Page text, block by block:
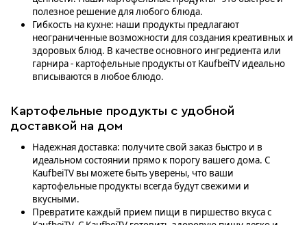
полезное решение для любого блюда.
Гибкость на кухне: наши продукты предлагают
неограниченные возможности для создания креативных и
здоровых блюд. В качестве основного ингредиента или
гарнира - картофельные продукты от KaufbeiTV идеально
вписываются в любое блюдо.
Картофельные продукты с удобной
доставкой на дом
Надежная доставка: получите свой заказ быстро и в
идеальном состоянии прямо к порогу вашего дома. С
KaufbeiTV вы можете быть уверены, что ваши
картофельные продукты всегда будут свежими и
вкусными.
Превратите каждый прием пищи в пиршество вкуса с